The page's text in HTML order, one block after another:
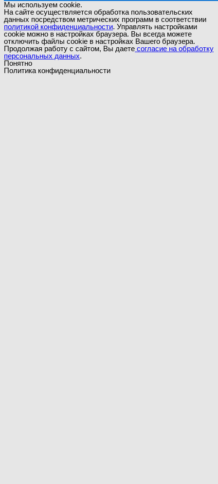
Мы используем cookie.
На сайте осуществляется обработка пользовательских
данных посредством метрических программ в соответствии
политикой конфиденциальности. Управлять настройками
cookie можно в настройках браузера. Вы всегда можете
отключить файлы cookie в настройках Вашего браузера.
Продолжая работу с сайтом, Вы даете согласие на обработку
персональных данных.
Понятно
Политика конфиденциальности